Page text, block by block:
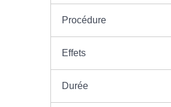
Procédure
Effets
Durée